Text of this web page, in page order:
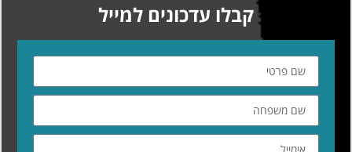
קבלו עדכונים למייל